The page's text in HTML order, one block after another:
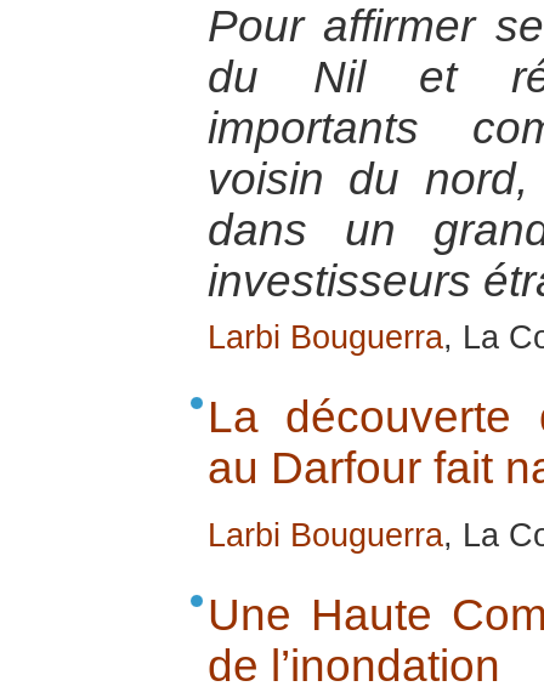
Pour affirmer
du Nil et
importants
voisin du
dans un
investisseurs
Larbi Bouguerra, La
La découverte
au Darfour fait
Larbi Bouguerra, La
Une Haute
de l’inondation